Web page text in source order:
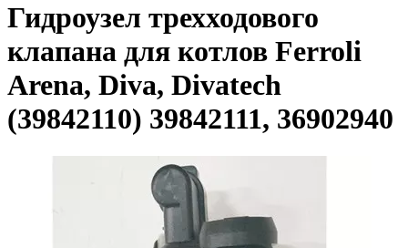
Гидроузел трехходового
клапана для котлов Ferroli
Arena, Diva, Divatech
(39842110) 39842111, 36902940